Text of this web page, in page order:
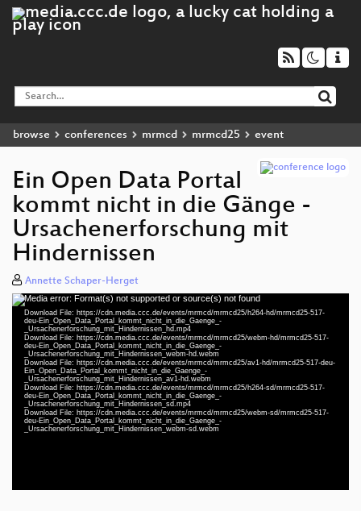
browse conferences mrmcd mrmcd25 event
Ein Open Data Portal
kommt nicht in die Gänge -
Ursachenerforschung mit
Hindernissen
Annette Schaper-Herget
Video
Player
Media error: Format(s) not supported or source(s) not found
Download File: https://cdn.media.ccc.de/events/mrmcd/mrmcd25/h264-hd/mrmcd25-517-
deu-Ein_Open_Data_Portal_kommt_nicht_in_die_Gaenge_-
_Ursachenerforschung_mit_Hindernissen_hd.mp4
Download File: https://cdn.media.ccc.de/events/mrmcd/mrmcd25/webm-hd/mrmcd25-517-
deu-Ein_Open_Data_Portal_kommt_nicht_in_die_Gaenge_-
_Ursachenerforschung_mit_Hindernissen_webm-hd.webm
Download File: https://cdn.media.ccc.de/events/mrmcd/mrmcd25/av1-hd/mrmcd25-517-deu-
Ein_Open_Data_Portal_kommt_nicht_in_die_Gaenge_-
_Ursachenerforschung_mit_Hindernissen_av1-hd.webm
Download File: https://cdn.media.ccc.de/events/mrmcd/mrmcd25/h264-sd/mrmcd25-517-
deu-Ein_Open_Data_Portal_kommt_nicht_in_die_Gaenge_-
_Ursachenerforschung_mit_Hindernissen_sd.mp4
Download File: https://cdn.media.ccc.de/events/mrmcd/mrmcd25/webm-sd/mrmcd25-517-
deu-Ein_Open_Data_Portal_kommt_nicht_in_die_Gaenge_-
_Ursachenerforschung_mit_Hindernissen_webm-sd.webm
deu 1080p (mp4)
deu 1080p (webm)
deu 1080p (webm;codecs=av01)
deu 576p (mp4)